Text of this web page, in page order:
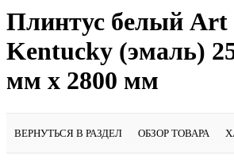
Плинтус белый Art
Kentucky (эмаль)
мм х 2800 мм
ВЕРНУТЬСЯ В РАЗДЕЛ ОБЗОР ТОВАРА